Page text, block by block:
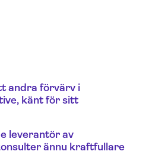
andra förvärv i
känt för sitt
leverantör av
ännu kraftfullare